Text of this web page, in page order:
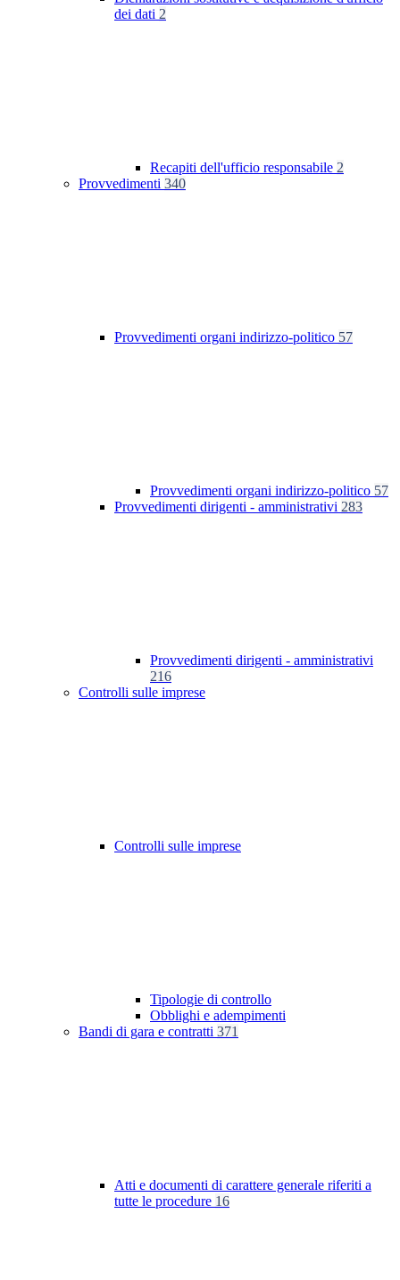
dei dati 2
Recapiti dell'ufficio responsabile 2
Provvedimenti 340
Provvedimenti organi indirizzo-politico 57
Provvedimenti organi indirizzo-politico 57
Provvedimenti dirigenti - amministrativi 283
Provvedimenti dirigenti - amministrativi
216
Controlli sulle imprese
Controlli sulle imprese
Tipologie di controllo
Obblighi e adempimenti
Bandi di gara e contratti 371
Atti e documenti di carattere generale riferiti a
tutte le procedure 16